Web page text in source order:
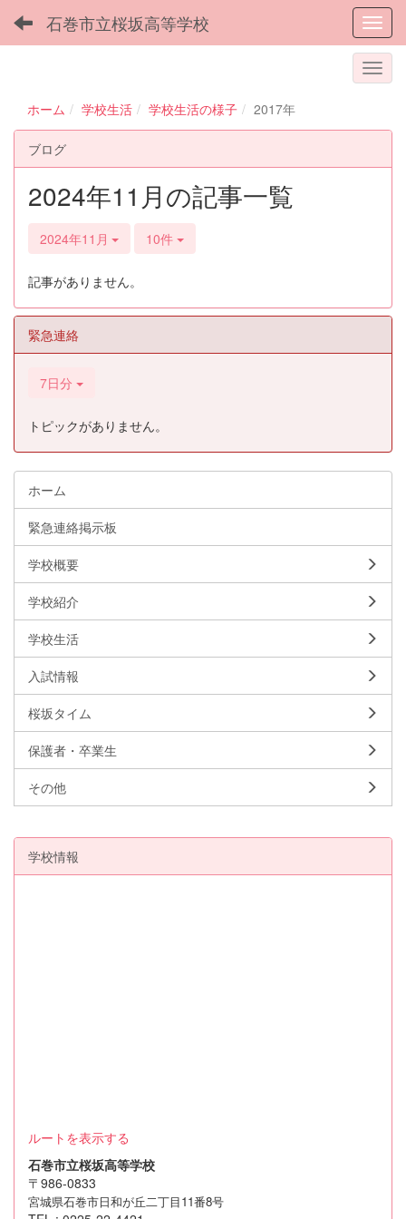
石巻市立桜坂高等学校
ホーム 学校生活 学校生活の様子 2017年
ブログ
2024年11月の記事一覧
2024年11月 10件
記事がありません。
緊急連絡
7日分
トピックがありません。
ホーム
緊急連絡掲示板
学校概要
学校紹介
学校生活
入試情報
桜坂タイム
保護者・卒業生
その他
学校情報
ルートを表示する
石巻市立桜坂高等学校
〒986-0833
宮城県石巻市日和が丘二丁目11番8号